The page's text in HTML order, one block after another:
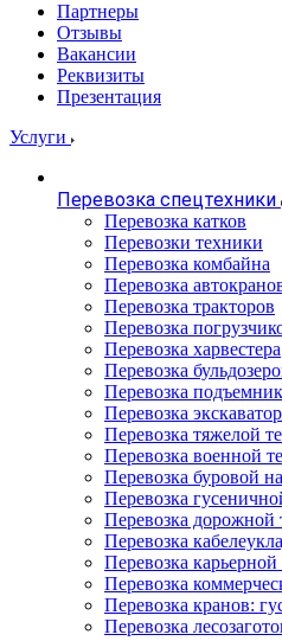
Партнеры
Отзывы
Вакансии
Реквизиты
Презентация
Услуги
Перевозка спецтехники
Перевозка катков
Перевозки техники
Перевозка комбайна
Перевозка
Перевозка тракторов
Перевозка
Перевозка харвестера
Перевозка
Перевозка
Перевозка
Перевозка тяжелой
Перевозка военной
Перевозка буровой
Перевозка
Перевозка дорожной
Перевозка
Перевозка
Перевозка
Перевозка кранов:
Перевозка